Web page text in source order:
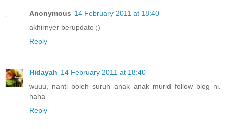
Anonymous 14 February 2011 at 18:40
akhirnyer berupdate ;)
Reply
Hidayah 14 February 2011 at 18:40
wuuu, nanti boleh suruh anak anak murid follow blog ni.
haha
Reply